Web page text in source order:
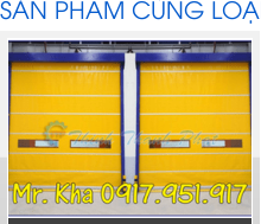
SẢN PHẨM CÙNG LOẠI